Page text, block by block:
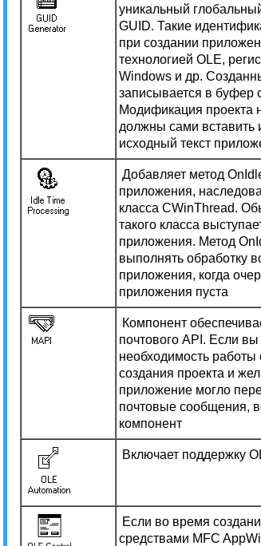
уникальный
GUID. Такие
при создании
технологией OLE,
Windows и др.
записывается в буфер
Модификация проекта
должны сами вставить
исходный текст
Добавляет метод
приложения,
класса CWinThread.
такого класса
приложения. Метод
выполнять обработку
приложения, когда
приложения пуста
Компонент
почтового API. Если вы
необходимость работы
создания проекта и
приложение могло
почтовые сообщения,
компонент
Включает поддержку
Если во время
средствами MFC